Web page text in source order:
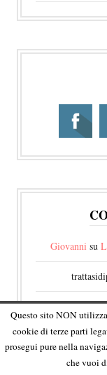
Giovanni su
Marco
LuigisuLa
Diego Cajelli
Questo sito NON
cookie di terze parti
prosegui pure nella
che vuoi